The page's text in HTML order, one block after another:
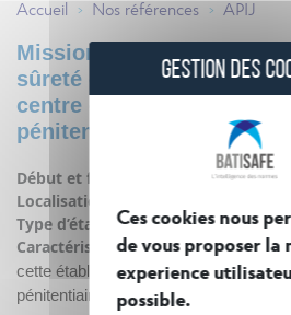
Accueil > Nos références > APIJ
Mission confiée à
sûreté et sécurité
centre de formation du
pénitentiaire
Début et fin de la mission :août
Localisation :
Type d’établissement :ERP de type
Caractéristiques : implanté au sein
cette établissement d’enseignement
pénitentiaire est particulièrement
GESTION DES
Ces cookies nous
de vous proposer la
experience
possible.